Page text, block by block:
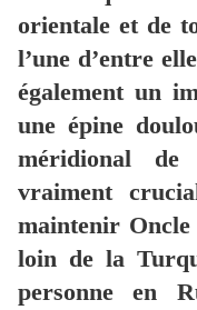
orientale et de
l’une d’entre
également un
une épine
méridional
vraiment
maintenir Oncle
loin de la
personne en